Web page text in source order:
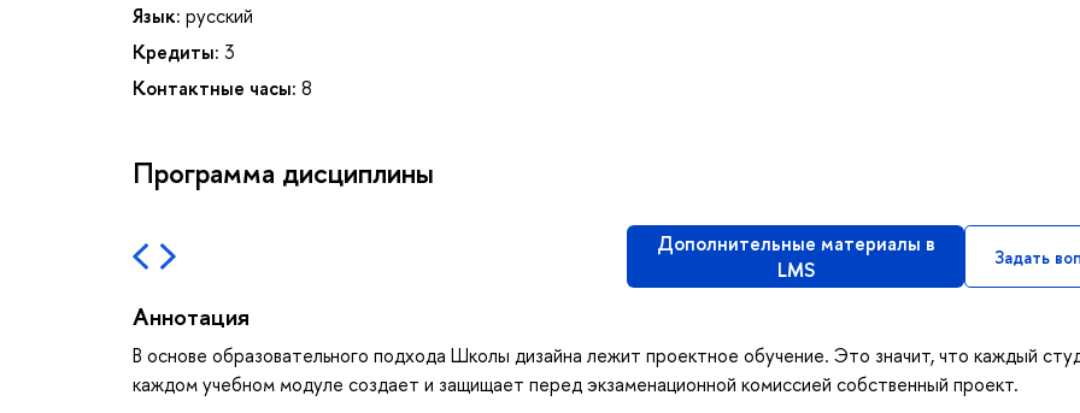
Язык: русский
Кредиты: 3
Контактные часы: 8
Программа дисциплины
Дополнительные материалы в
LMS
Задать
Аннотация
В основе образовательного подхода Школы дизайна лежит проектное обучение. Это значит, что каждый
каждом учебном модуле создает и защищает перед экзаменационной комиссией собственный проект.